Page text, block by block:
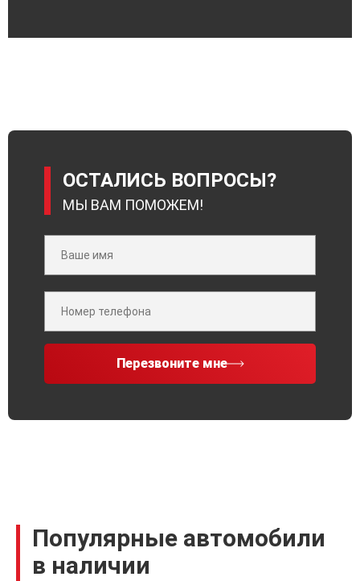
ОСТАЛИСЬ ВОПРОСЫ?
МЫ ВАМ ПОМОЖЕМ!
Перезвоните мне
Популярные автомобили
в наличии